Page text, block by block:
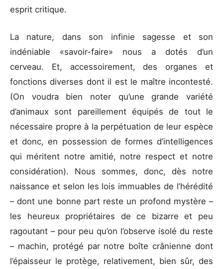
esprit critique.
La nature, dans son infinie sagesse et son
indéniable «savoir-faire» nous a dotés d’un
cerveau. Et, accessoirement, des organes et
fonctions diverses dont il est le maître incontesté.
(On voudra bien noter qu’une grande variété
d’animaux sont pareillement équipés de tout le
nécessaire propre à la perpétuation de leur espèce
et donc, en possession de formes d’intelligences
qui méritent notre amitié, notre respect et notre
considération). Nous sommes, donc, dès notre
naissance et selon les lois immuables de l’hérédité
– dont une bonne part reste un profond mystère –
les heureux propriétaires de ce bizarre et peu
ragoutant – pour peu qu’on l’observe isolé du reste
– machin, protégé par notre boîte crânienne dont
l’épaisseur le protège, relativement, bien sûr, des